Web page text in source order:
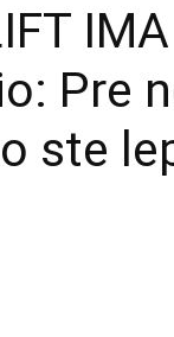
Pre
ste